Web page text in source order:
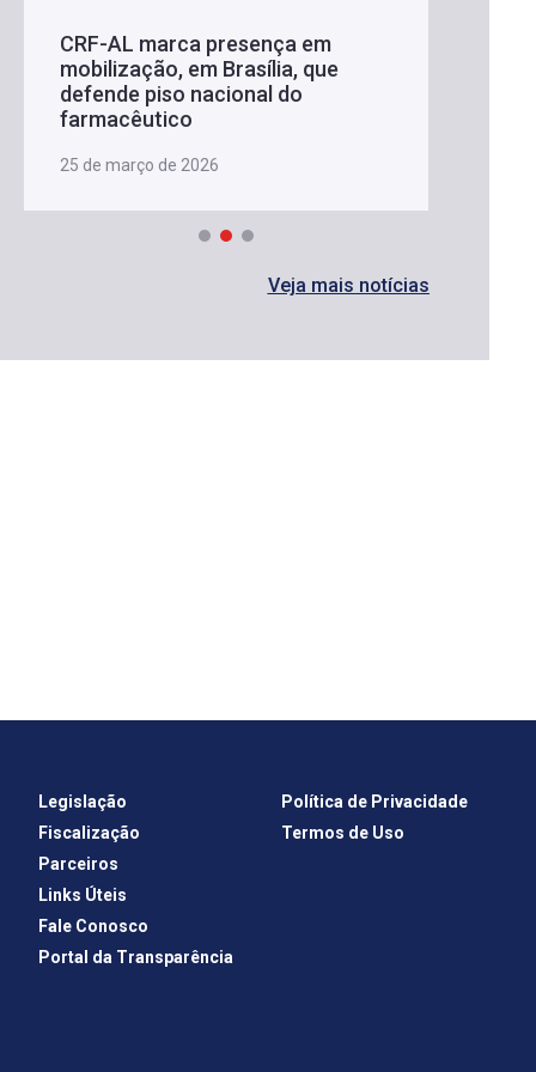
CRF-AL marca presença em
mobilização, em Brasília, que
defende piso nacional do
farmacêutico
25 de março de 2026
Veja mais notícias
Legislação
Fiscalização
Parceiros
Links Úteis
Fale Conosco
Portal da Transparência
Política de Privacidade
Termos de Uso